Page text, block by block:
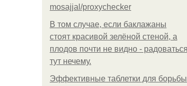
mosajjal/proxychecker
В том случае, если баклажаны
стоят красивой зелёной стеной, а
плодов почти не видно - радоваться
тут нечему.
Эффективные таблетки для борьбы